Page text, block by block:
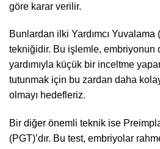
göre karar verilir.
Bunlardan ilki Yardımcı
tekniğidir. Bu işlemle, embriyonun
yardımıyla küçük bir inceltme
tutunmak için bu zardan daha kolay
olmayı hedefleriz.
Bir diğer önemli teknik ise
(PGT)’dır. Bu test, embriyolar